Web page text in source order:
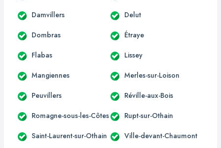
Damvillers Delut
Dombras Étraye
Flabas Lissey
Mangiennes Merles-sur-Loison
Peuvillers Réville-aux-Bois
Romagne-sous-les-Côtes Rupt-sur-Othain
Saint-Laurent-sur-Othain Ville-devant-Chaumont